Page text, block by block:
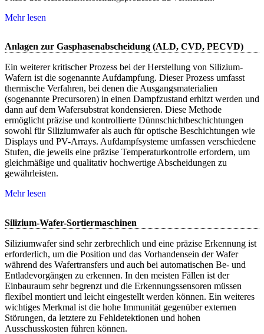
Mehr lesen
Anlagen zur Gasphasenabscheidung (ALD, CVD, PECVD)
Ein weiterer kritischer Prozess bei der Herstellung von Silizium-
Wafern ist die sogenannte Aufdampfung. Dieser Prozess umfasst
thermische Verfahren, bei denen die Ausgangsmaterialien
(sogenannte Precursoren) in einen Dampfzustand erhitzt werden und
dann auf dem Wafersubstrat kondensieren. Diese Methode
ermöglicht präzise und kontrollierte Dünnschichtbeschichtungen
sowohl für Siliziumwafer als auch für optische Beschichtungen wie
Displays und PV-Arrays. Aufdampfsysteme umfassen verschiedene
Stufen, die jeweils eine präzise Temperaturkontrolle erfordern, um
gleichmäßige und qualitativ hochwertige Abscheidungen zu
gewährleisten.
Mehr lesen
Silizium-Wafer-Sortiermaschinen
Siliziumwafer sind sehr zerbrechlich und eine präzise Erkennung ist
erforderlich, um die Position und das Vorhandensein der Wafer
während des Wafertransfers und auch bei automatischen Be- und
Entladevorgängen zu erkennen. In den meisten Fällen ist der
Einbauraum sehr begrenzt und die Erkennungssensoren müssen
flexibel montiert und leicht eingestellt werden können. Ein weiteres
wichtiges Merkmal ist die hohe Immunität gegenüber externen
Störungen, da letztere zu Fehldetektionen und hohen
Ausschusskosten führen können.